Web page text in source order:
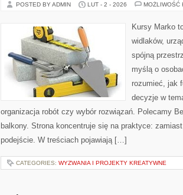
POSTED BY ADMIN LUT - 2 - 2026 MOŻLIWOŚĆ
Kursy Marko
widlaków,
spójną
myślą o
rozumieć, jak
decyzje w
organizacja robót czy wybór rozwiązań. Polecamy
balkony. Strona koncentruje się na praktyce:
podejście. W treściach pojawiają […]
CATEGORIES: WYZWANIA I PROJEKTY KREATYWNE